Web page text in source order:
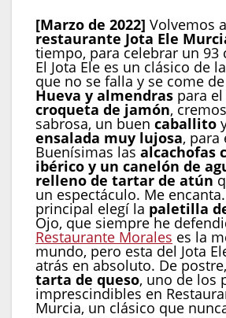
[Marzo de 2022] Volvemos
restaurante Jota Ele
tiempo, para celebrar un 93
El Jota Ele es un clásico de
que no se falla y se come
Hueva y almendras para
croqueta de jamón,
sabrosa, un buen caballito
ensalada muy lujosa, para
Buenísimas las alcachofas
ibérico y un canelón de
relleno de tartar de atún
un espectáculo. Me
principal elegí la paletilla
Ojo, que siempre he
Restaurante Morales es la
mundo, pero esta del Jota
atrás en absoluto. De
tarta de queso, uno de los
imprescindibles en
Murcia, un clásico que